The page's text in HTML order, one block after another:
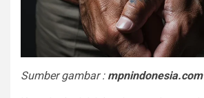
Sumber gambar : mpnindonesia.com